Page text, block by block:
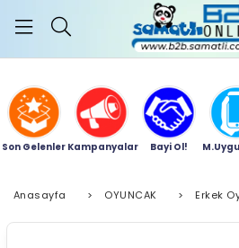
Son Gelenler Kampanyalar Bayi Ol!
Anasayfa > OYUNCAK > Erkek